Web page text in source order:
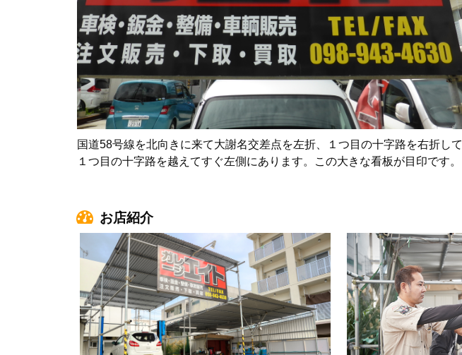
国道58号線を北向きに来て大謝名交差点を左折、１つ目の十字路を右折して
１つ目の十字路を越えてすぐ左側にあります。この大きな看板が目印です。
お店紹介